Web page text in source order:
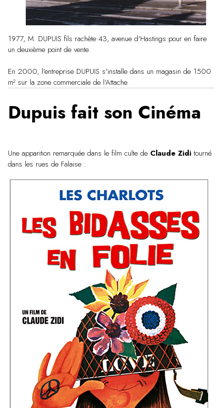
1977, M. DUPUIS fils rachète 43, avenue d'Hastings pour en faire
un deuxième point de vente.
En 2000, l'entreprise DUPUIS s'installe dans un magasin de 1500
m² sur la zone commerciale de l'Attache.
Dupuis fait son Cinéma
Une apparition remarquée dans le film culte de Claude Zidi tourné
dans les rues de Falaise :